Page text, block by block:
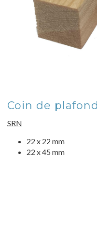
Coin de plafond
SRN
22 x 22 mm
22 x 45 mm